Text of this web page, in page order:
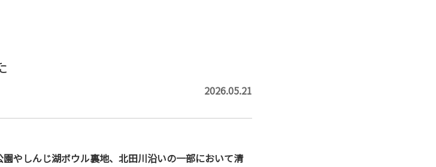
2026.05.21
やしんじ湖ボウル裏地、北田川沿いの一部において清